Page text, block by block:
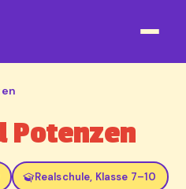
Potenzen
Realschule, Klasse 7–10